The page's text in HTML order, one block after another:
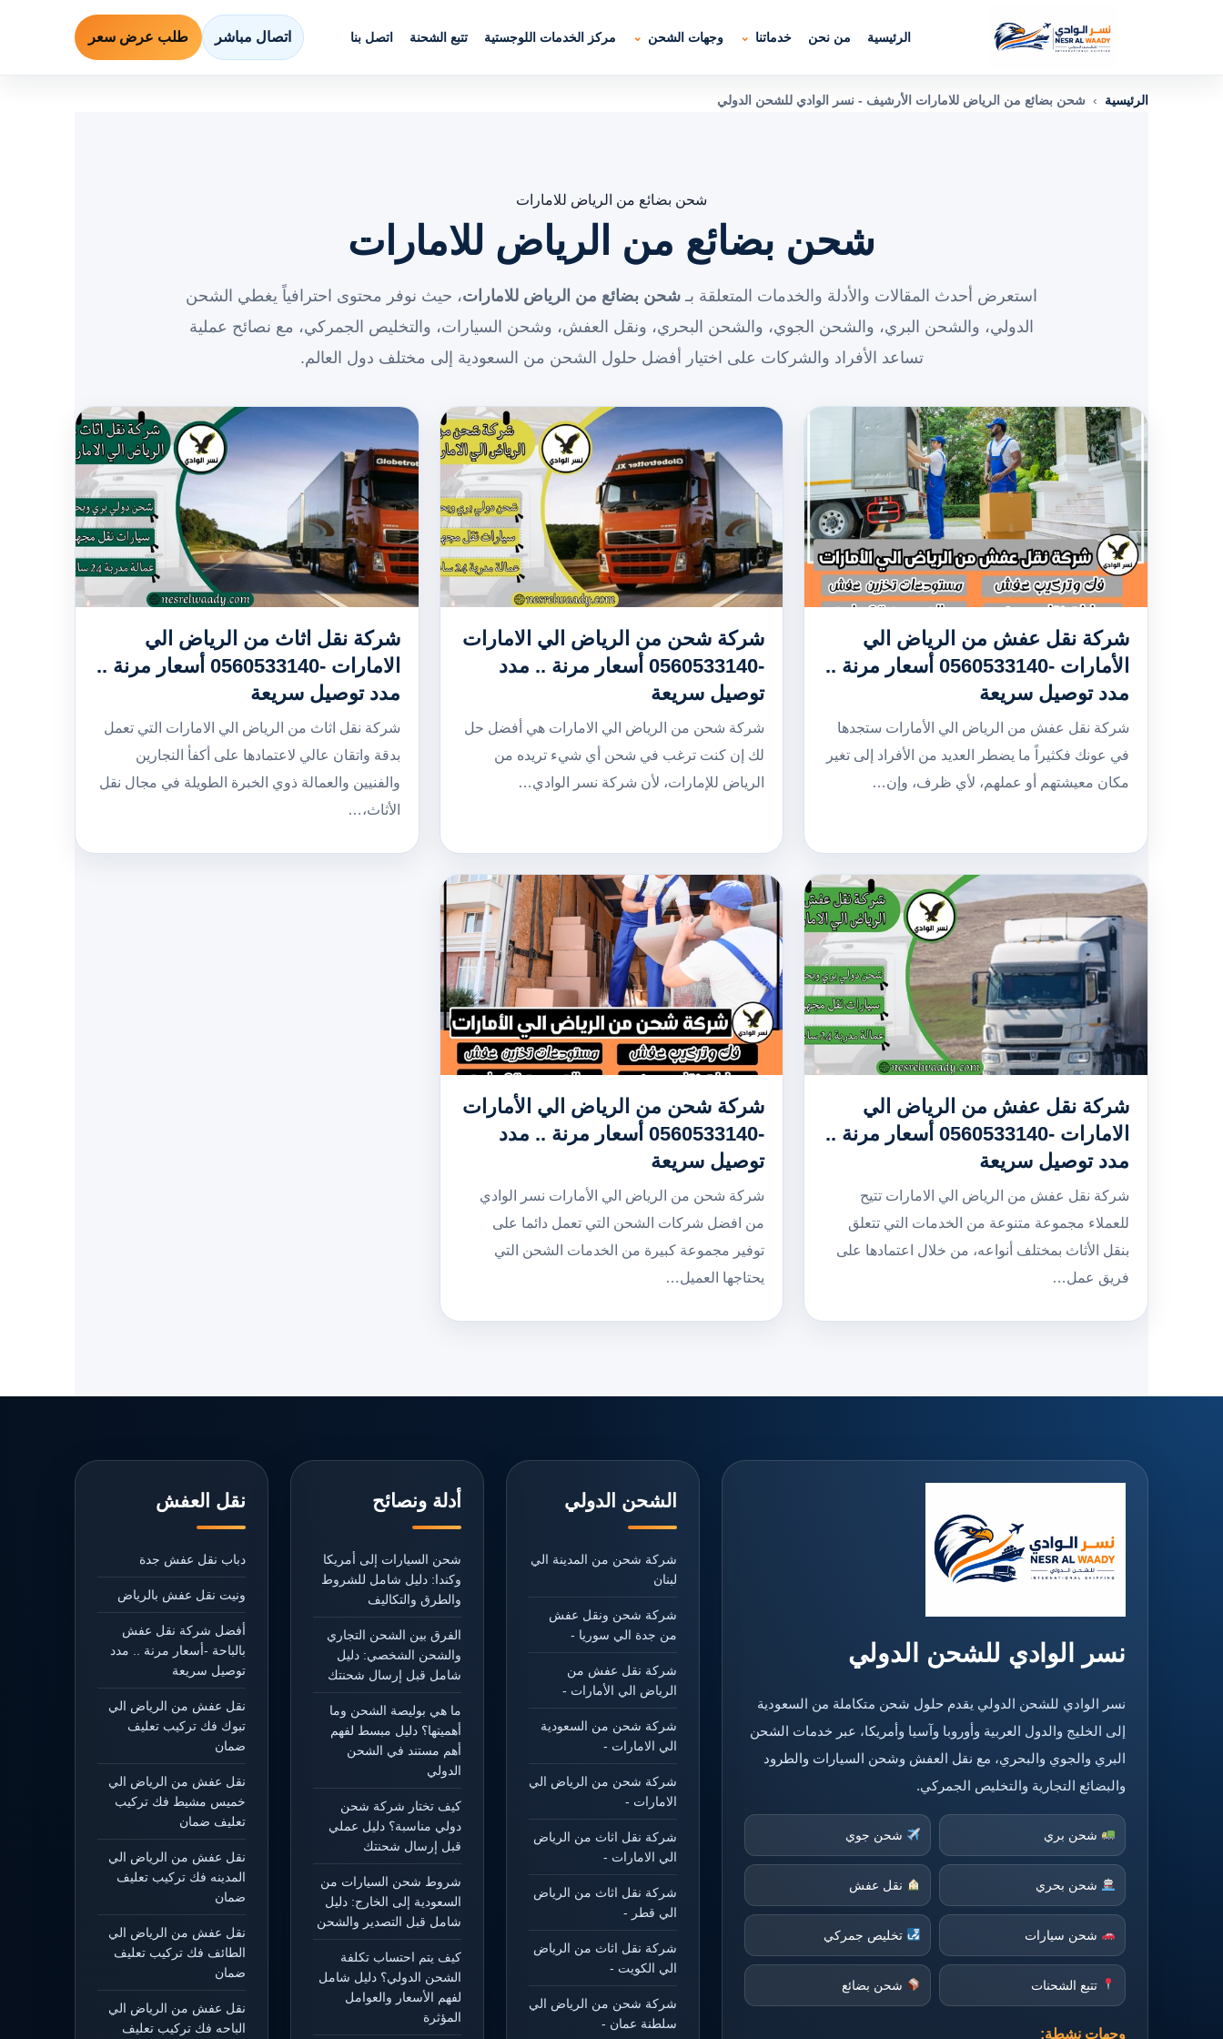
الرئيسية من نحن خدماتنا وجهات الشحن مركز الخدمات اللوجستية تتبع الشحنة اتصل بنا اتصال مباشر طلب عرض سعر
الرئيسية › شحن بضائع من الرياض للامارات الأرشيف - نسر الوادي للشحن الدولي
شحن بضائع من الرياض للامارات
شحن بضائع من الرياض للامارات
استعرض أحدث المقالات والأدلة والخدمات المتعلقة بـ شحن بضائع من الرياض للامارات، حيث نوفر محتوى احترافياً يغطي الشحن
الدولي، والشحن البري، والشحن الجوي، والشحن البحري، ونقل العفش، وشحن السيارات، والتخليص الجمركي، مع نصائح عملية
تساعد الأفراد والشركات على اختيار أفضل حلول الشحن من السعودية إلى مختلف دول العالم.
شركة نقل عفش من الرياض الي
الأمارات -0560533140 أسعار مرنة ..
مدد توصيل سريعة
شركة نقل عفش من الرياض الي الأمارات ستجدها
في عونك فكثيراً ما يضطر العديد من الأفراد إلى تغير
مكان معيشتهم أو عملهم، لأي ظرف، وإن…
شركة شحن من الرياض الي الامارات
-0560533140 أسعار مرنة .. مدد
توصيل سريعة
شركة شحن من الرياض الي الامارات هي أفضل حل
لك إن كنت ترغب في شحن أي شيء تريده من
الرياض للإمارات، لأن شركة نسر الوادي…
شركة نقل اثاث من الرياض الي
الامارات -0560533140 أسعار مرنة ..
مدد توصيل سريعة
شركة نقل اثاث من الرياض الي الامارات التي تعمل
بدقة واتقان عالي لاعتمادها على أكفأ النجارين
والفنيين والعمالة ذوي الخبرة الطويلة في مجال نقل
الأثاث،…
شركة نقل عفش من الرياض الي
الامارات -0560533140 أسعار مرنة ..
مدد توصيل سريعة
شركة نقل عفش من الرياض الي الامارات تتيح
للعملاء مجموعة متنوعة من الخدمات التي تتعلق
بنقل الأثاث بمختلف أنواعه، من خلال اعتمادها على
فريق عمل…
شركة شحن من الرياض الي الأمارات
-0560533140 أسعار مرنة .. مدد
توصيل سريعة
شركة شحن من الرياض الي الأمارات نسر الوادي
من افضل شركات الشحن التي تعمل دائما على
توفير مجموعة كبيرة من الخدمات الشحن التي
يحتاجها العميل…
نسر الوادي للشحن الدولي
نسر الوادي للشحن الدولي يقدم حلول شحن متكاملة من السعودية
إلى الخليج والدول العربية وأوروبا وآسيا وأمريكا، عبر خدمات الشحن
البري والجوي والبحري، مع نقل العفش وشحن السيارات والطرود
والبضائع التجارية والتخليص الجمركي.
شحن بري شحن جوي
شحن بحري نقل عفش
شحن سيارات تخليص جمركي
تتبع الشحنات شحن بضائع
وجهات نشطة:
الشحن الدولي
شركة شحن من المدينة الي
لبنان
شركة شحن ونقل عفش
من جدة الي سوريا -
شركة نقل عفش من
الرياض الي الأمارات -
شركة شحن من السعودية
الي الامارات -
شركة شحن من الرياض الي
الامارات -
شركة نقل اثاث من الرياض
الي الامارات -
شركة نقل اثاث من الرياض
الي قطر -
شركة نقل اثاث من الرياض
الي الكويت -
شركة شحن من الرياض الي
سلطنة عمان -
أدلة ونصائح
شحن السيارات إلى أمريكا
وكندا: دليل شامل للشروط
والطرق والتكاليف
الفرق بين الشحن التجاري
والشحن الشخصي: دليل
شامل قبل إرسال شحنتك
ما هي بوليصة الشحن وما
أهميتها؟ دليل مبسط لفهم
أهم مستند في الشحن
الدولي
كيف تختار شركة شحن
دولي مناسبة؟ دليل عملي
قبل إرسال شحنتك
شروط شحن السيارات من
السعودية إلى الخارج: دليل
شامل قبل التصدير والشحن
كيف يتم احتساب تكلفة
الشحن الدولي؟ دليل شامل
لفهم الأسعار والعوامل
المؤثرة
نقل العفش
دباب نقل عفش جدة
ونيت نقل عفش بالرياض
أفضل شركة نقل عفش
بالباحة -أسعار مرنة .. مدد
توصيل سريعة
نقل عفش من الرياض الي
تبوك فك تركيب تعليف
ضمان
نقل عفش من الرياض الي
خميس مشيط فك تركيب
تعليف ضمان
نقل عفش من الرياض الي
المدينه فك تركيب تعليف
ضمان
نقل عفش من الرياض الي
الطائف فك تركيب تعليف
ضمان
نقل عفش من الرياض الي
الباحه فك تركيب تعليف